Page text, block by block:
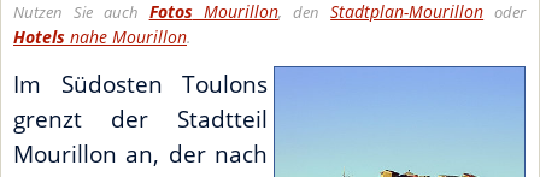
Nutzen Sie auch FotosMourillon, denStadtplan-Mourillon oder
Hotels nahe Mourillon.
Im Südosten Toulons
grenzt der Stadtteil
Mourillon an, der nach